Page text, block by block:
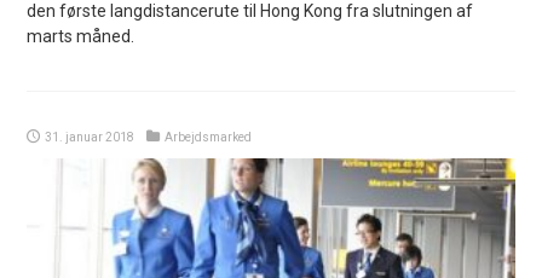
den første langdistancerute til Hong Kong fra slutningen af
marts måned.
31. januar 2018 Arbejdsmarked